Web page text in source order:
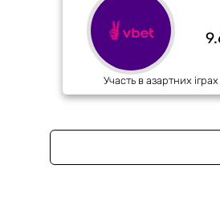
Участь в азартних